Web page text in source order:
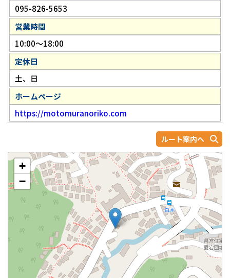
095-826-5653
営業時間
10:00～18:00
定休日
土、日
ホームページ
https://motomuranoriko.com
ルート案内へ
+
−